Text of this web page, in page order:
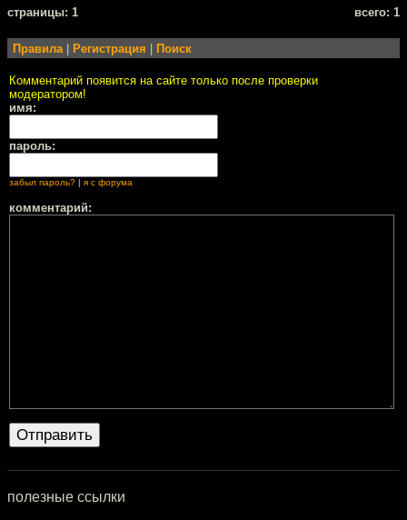
cтраницы: 1 всего: 1
Правила| Регистрация Поиск
Комментарий появится на сайте только после проверки
модератором!
имя:
пароль:
забыл пароль? я с форума
комментарий:
полезные ссылки